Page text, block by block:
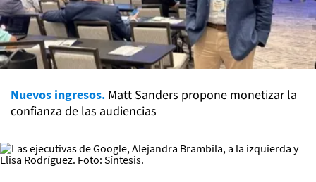
Nuevos ingresos. Matt Sanders propone monetizar la
confianza de las audiencias